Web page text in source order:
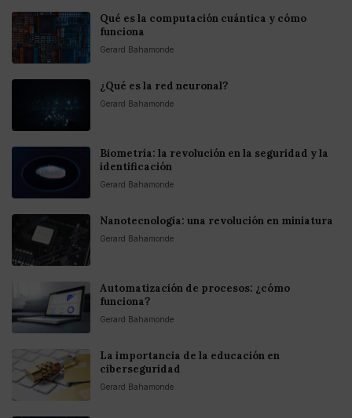
Qué es la computación cuántica y cómo
funciona
Gerard Bahamonde
¿Qué es la red neuronal?
Gerard Bahamonde
Biometría: la revolución en la seguridad y la
identificación
Gerard Bahamonde
Nanotecnología: una revolución en miniatura
Gerard Bahamonde
Automatización de procesos: ¿cómo
funciona?
Gerard Bahamonde
La importancia de la educación en
ciberseguridad
Gerard Bahamonde